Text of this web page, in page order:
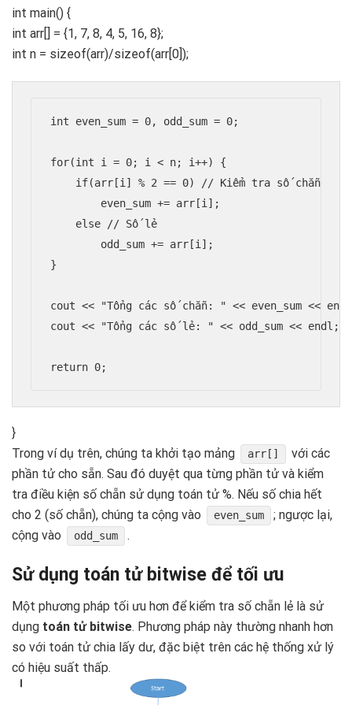
int main() {
int arr[] = {1, 7, 8, 4, 5, 16, 8};
int n = sizeof(arr)/sizeof(arr[0]);
int even_sum = 0, odd_sum = 0;
for(int i = 0; i < n; i++) {
    if(arr[i] % 2 == 0) // Kiểm tra số chẵn
        even_sum += arr[i];
    else // Số lẻ
        odd_sum += arr[i];
}
cout << "Tổng các số chẵn: " << even_sum <<
cout << "Tổng các số lẻ: " << odd_sum << endl;
}
Trong ví dụ trên, chúng ta khởi tạo mảng
arr[]
với các
phần tử cho sẵn. Sau đó duyệt qua từng phần tử và kiểm
tra điều kiện số chẵn sử dụng toán tử %. Nếu số chia hết
cho 2 (số chẵn), chúng ta cộng vào
even_sum
; ngược lại,
cộng vào
odd_sum .
Sử dụng toán tử bitwise để tối ưu
Một phương pháp tối ưu hơn để kiểm tra số chẵn lẻ là sử
dụng toán tử bitwise. Phương pháp này thường nhanh hơn
so với toán tử chia lấy dư, đặc biệt trên các hệ thống xử lý
có hiệu suất thấp.